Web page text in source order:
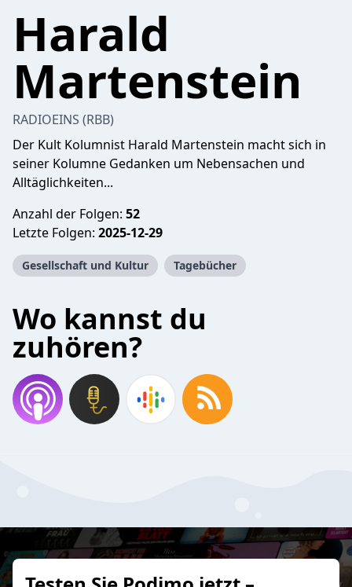
Harald
Martenstein
RADIOEINS (RBB)
Der Kult Kolumnist Harald Martenstein macht sich in
seiner Kolumne Gedanken um Nebensachen und
Alltäglichkeiten...
Anzahl der Folgen: 52
Letzte Folgen: 2025-12-29
Gesellschaft und Kultur Tagebücher
Wo kannst du
zuhören?